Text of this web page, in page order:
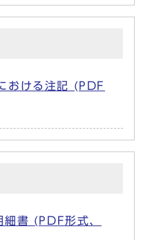
おける注記 (PDF
細書 (PDF形式、